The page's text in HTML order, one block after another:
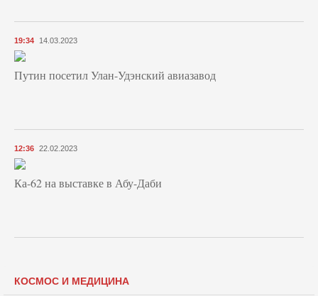
19:34 14.03.2023
Путин посетил Улан-Удэнский авиазавод
12:36 22.02.2023
Ка-62 на выставке в Абу-Даби
КОСМОС И МЕДИЦИНА